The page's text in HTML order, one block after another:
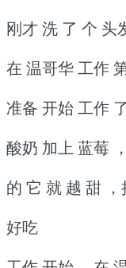
刚才 洗 了 个 头
在 温哥华 工作
准备 开始 工作
酸奶 加上 蓝莓
的 它 就 越 甜
好吃